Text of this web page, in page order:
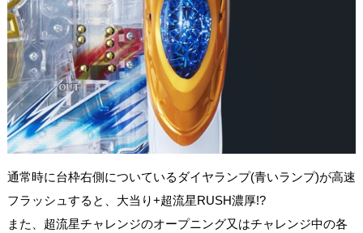
通常時に台枠右側についているダイヤランプ(青いランプ)が高速
フラッシュすると、大当り+超流星RUSH濃厚!?
また、超流星チャレンジのオープニング又はチャレンジ中の各